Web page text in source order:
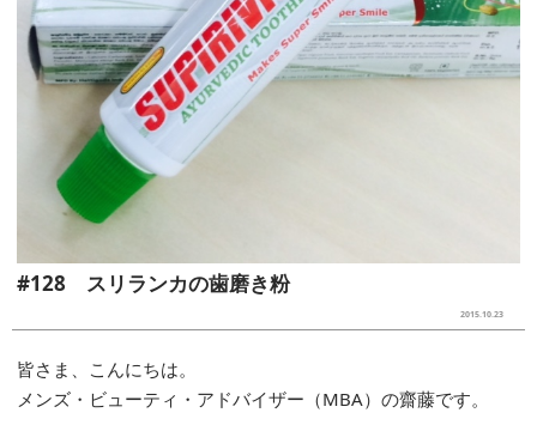
ダイエット
理容室
#128 スリランカの歯磨き粉
2015.10.23
皆さま、こんにちは。
メンズ・ビューティ・アドバイザー（MBA）の齋藤です。